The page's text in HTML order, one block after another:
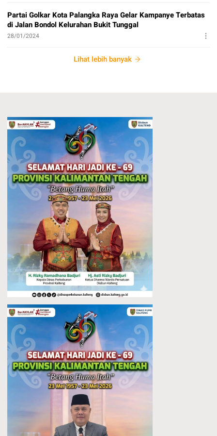
Partai Golkar Kota Palangka Raya Gelar Kampanye Terbatas
di Jalan Bondol Kelurahan Bukit Tunggal
28/01/2024
Lihat lebih banyak